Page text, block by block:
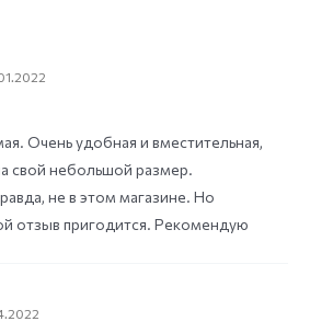
Очень удобная и вместительная,
свой небольшой размер.
не в этом магазине. Но
отзыв пригодится. Рекомендую